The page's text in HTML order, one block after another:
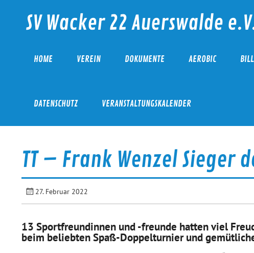
contentSV Wacker 22 Auerswalde
HOME VEREIN DOKUMENTE AEROBIC
DATENSCHUTZ VERANSTALTUNGSKALENDER
TT – Frank Wenzel Sieger
27. Februar 2022
13 Sportfreundinnen und -freunde hatten viel
beim beliebten Spaß-Doppelturnier und